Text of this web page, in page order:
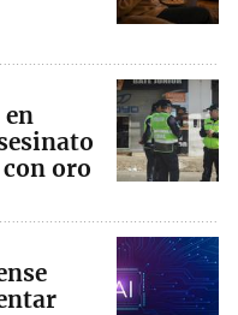
en
oro